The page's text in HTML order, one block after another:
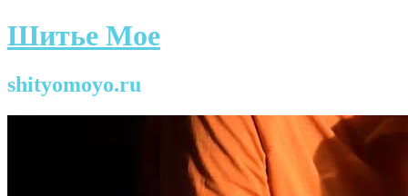
Шитье Мое
shityomoyo.ru